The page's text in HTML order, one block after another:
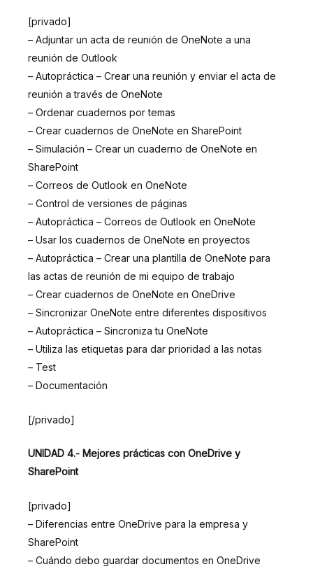
[privado]
– Adjuntar un acta de reunión de OneNote a una
reunión de Outlook
– Autopráctica – Crear una reunión y enviar el acta de
reunión a través de OneNote
– Ordenar cuadernos por temas
– Crear cuadernos de OneNote en SharePoint
– Simulación – Crear un cuaderno de OneNote en
SharePoint
– Correos de Outlook en OneNote
– Control de versiones de páginas
– Autopráctica – Correos de Outlook en OneNote
– Usar los cuadernos de OneNote en proyectos
– Autopráctica – Crear una plantilla de OneNote para
las actas de reunión de mi equipo de trabajo
– Crear cuadernos de OneNote en OneDrive
– Sincronizar OneNote entre diferentes dispositivos
– Autopráctica – Sincroniza tu OneNote
– Utiliza las etiquetas para dar prioridad a las notas
– Test
– Documentación
[/privado]
UNIDAD 4.- Mejores prácticas con OneDrive y
SharePoint
[privado]
– Diferencias entre OneDrive para la empresa y
SharePoint
– Cuándo debo guardar documentos en OneDrive